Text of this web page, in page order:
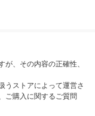
、その内容の正確性、
うストアによって運営さ
ご購入に関するご質問